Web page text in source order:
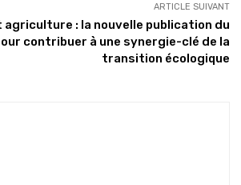
ARTICLE SUIVANT
agriculture : la nouvelle publication du
contribuer à une synergie-clé de la
transition écologique